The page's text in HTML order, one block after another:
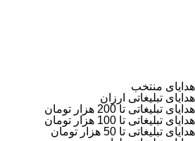
هدایای منتخب
هدایای تبلیغاتی ارزان
هدایای تبلیغاتی تا 200 هزار تومان
هدایای تبلیغاتی تا 100 هزار تومان
هدایای تبلیغاتی تا 50 هزار تومان